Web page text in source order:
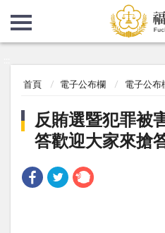
首頁 電子公布欄 電子公布
反賄選暨犯罪被
答歡迎大家來搶